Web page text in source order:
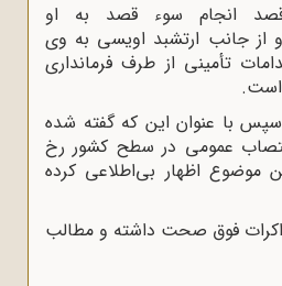
قصد انجام سوء قصد به او
از جانب ارتشبد اویسى به وى
تأمینى از طرف فرماندارى
است.
سپس با عنوان این که گفته شده
21 / 8 / 57 اعتصاب عمومى در سطح کشور رخ
موضوع اظهار بى‌اطلاعى کرده
فوق صحت داشته و مطالب